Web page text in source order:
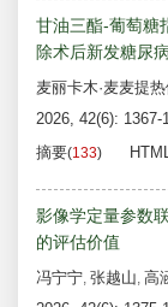
甘油三酯-葡萄糖
除术后新发糖尿
麦丽卡木·麦麦提
2026, 42(6): 1367-
摘要(133)
影像学定量参数
的评估价值
冯宁宁, 张越山, 高